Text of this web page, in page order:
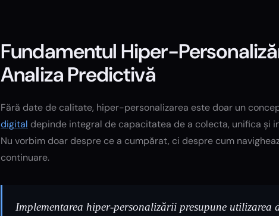
Fundamentul Hiper-
Analiza Predictivă
Fără date de calitate, hiper-personalizarea este doar un
digital depinde integral de capacitatea de a colecta, unifica și
Nu vorbim doar despre ce a cumpărat, ci despre cum
continuare.
Implementarea hiper-personalizării presupune